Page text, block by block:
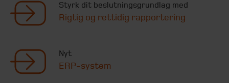
Styrk dit beslutningsgrundlag med
Rigtig og rettidig rapportering
Nyt
ERP-system